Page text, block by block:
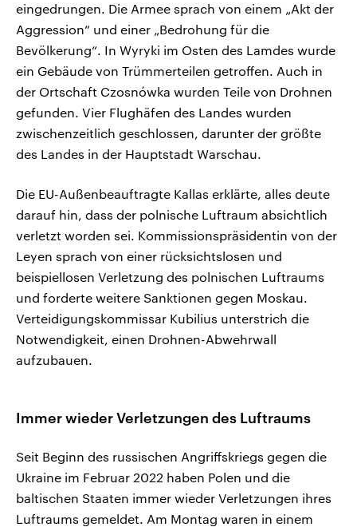
eingedrungen. Die Armee sprach von einem „Akt der
Aggression“ und einer „Bedrohung für die
Bevölkerung“. In Wyryki im Osten des Lamdes wurde
ein Gebäude von Trümmerteilen getroffen. Auch in
der Ortschaft Czosnówka wurden Teile von Drohnen
gefunden. Vier Flughäfen des Landes wurden
zwischenzeitlich geschlossen, darunter der größte
des Landes in der Hauptstadt Warschau.
Die EU-Außenbeauftragte Kallas erklärte, alles deute
darauf hin, dass der polnische Luftraum absichtlich
verletzt worden sei. Kommissionspräsidentin von der
Leyen sprach von einer rücksichtslosen und
beispiellosen Verletzung des polnischen Luftraums
und forderte weitere Sanktionen gegen Moskau.
Verteidigungskommissar Kubilius unterstrich die
Notwendigkeit, einen Drohnen-Abwehrwall
aufzubauen.
Immer wieder Verletzungen des Luftraums
Seit Beginn des russischen Angriffskriegs gegen die
Ukraine im Februar 2022 haben Polen und die
baltischen Staaten immer wieder Verletzungen ihres
Luftraums gemeldet. Am Montag waren in einem